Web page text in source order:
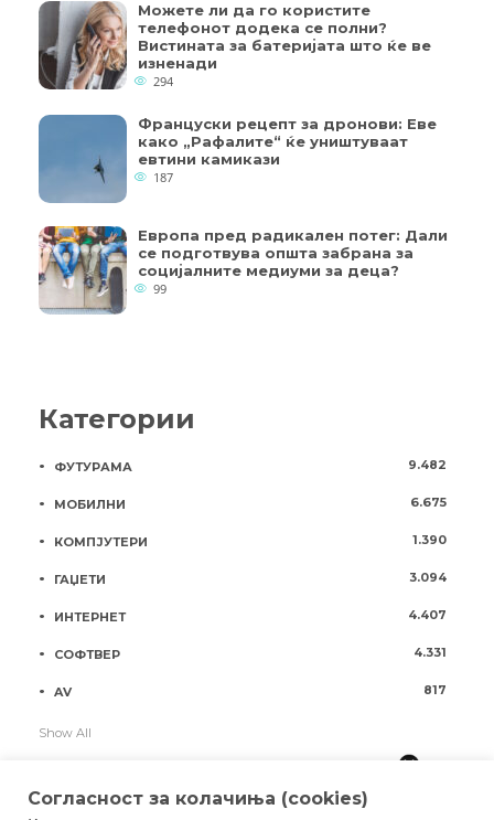
Можете ли да го користите
телефонот додека се полни?
Вистината за батеријата што ќе ве
изненади
294
Француски рецепт за дронови: Еве
како „Рафалите“ ќе уништуваат
евтини камикази
187
Европа пред радикален потег: Дали
се подготвува општа забрана за
социјалните медиуми за деца?
99
Категории
ФУТУРАМА 9.482
МОБИЛНИ 6.675
КОМПЈУТЕРИ 1.390
ГАЏЕТИ 3.094
ИНТЕРНЕТ 4.407
СОФТВЕР 4.331
AV 817
Show All
Согласност за колачиња (cookies)